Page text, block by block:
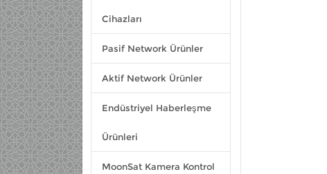
Cihazları
Pasif Network Ürünler
Aktif Network Ürünler
Endüstriyel Haberleşme
Ürünleri
MoonSat Kamera Kontrol